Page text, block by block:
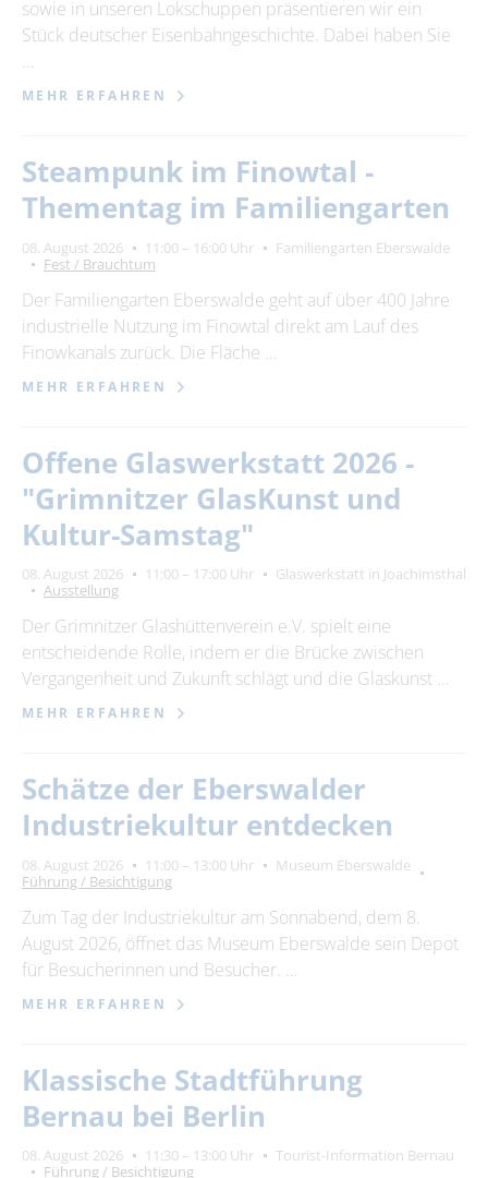
sowie in unseren Lokschuppen präsentieren wir ein
Stück deutscher Eisenbahngeschichte. Dabei haben Sie
…
MEHR ERFAHREN
Steampunk im Finowtal -
Thementag im Familiengarten
08. August 2026 11:00 – 16:00 Uhr
Familiengarten Eberswalde
Fest / Brauchtum
Der Familiengarten Eberswalde geht auf über 400 Jahre
industrielle Nutzung im Finowtal direkt am Lauf des
Finowkanals zurück. Die Fläche …
MEHR ERFAHREN
Offene Glaswerkstatt 2026 -
"Grimnitzer GlasKunst und
Kultur-Samstag"
08. August 2026 11:00 – 17:00 Uhr
Glaswerkstatt in Joachimsthal
Ausstellung
Der Grimnitzer Glashüttenverein e.V. spielt eine
entscheidende Rolle, indem er die Brücke zwischen
Vergangenheit und Zukunft schlägt und die Glaskunst …
MEHR ERFAHREN
Schätze der Eberswalder
Industriekultur entdecken
08. August 2026 11:00 – 13:00 Uhr
Museum Eberswalde
Führung / Besichtigung
Zum Tag der Industriekultur am Sonnabend, dem 8.
August 2026, öffnet das Museum Eberswalde sein Depot
für Besucherinnen und Besucher. …
MEHR ERFAHREN
Klassische Stadtführung
Bernau bei Berlin
08. August 2026 11:30 – 13:00 Uhr
Tourist-Information Bernau
Führung / Besichtigung